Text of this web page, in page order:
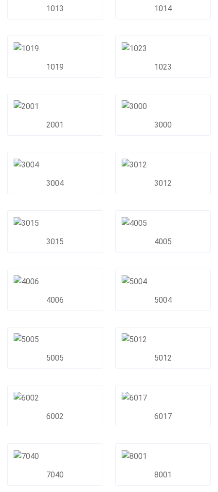
1013 1014
1019 1023
2001 3000
3004 3012
3015 4005
4006 5004
5005 5012
6002 6017
7040 8001